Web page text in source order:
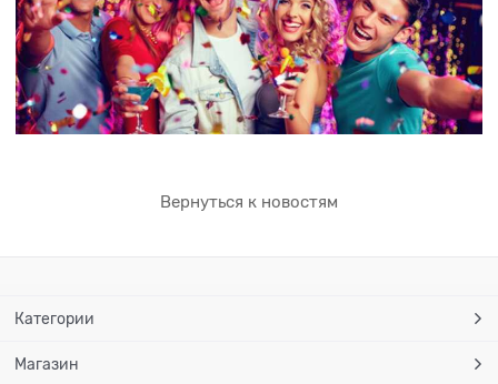
Вернуться к новостям
Категории
Магазин